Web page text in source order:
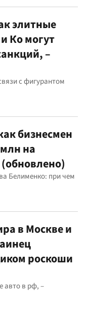
элитные
Ко могут
–
с фигурантом
бизнесмен
на
Белименко: при чем
в Москве и
роскоши
авто в рф, –